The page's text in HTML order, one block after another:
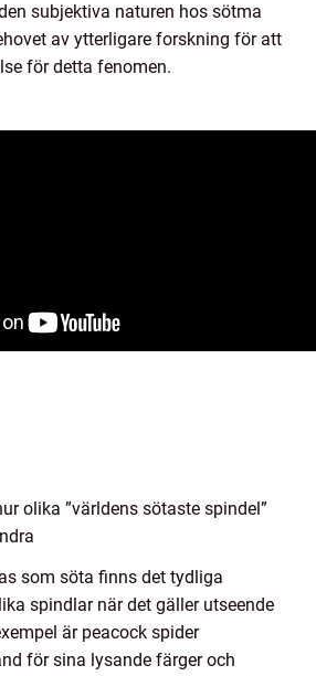
subjektiva naturen hos sötma
av ytterligare forskning för att
för detta fenomen.
olika ”världens sötaste spindel”
som söta finns det tydliga
spindlar när det gäller utseende
är peacock spider
för sina lysande färger och